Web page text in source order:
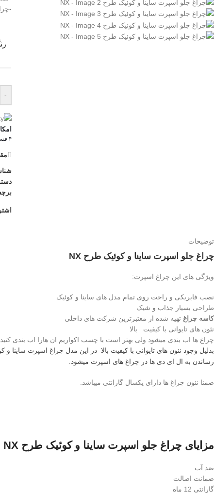
-
-
۴ قسط ماهانه. بدون سود، چک و ضامن.
توضیحات
چراغ جلو اسپرت ساینا و کوئیک طرح NX
ویژگی های این چراغ اسپرت:
نصب فابریکی و راحت روی تمام مدل های ساینا و کوئیک
طراحی بسیار جذاب و شیک
کاسه چراغ تهیه شده از معتبرترین شرکت های داخلی
نئون های تایوانی با کیفیت بالا
چراغ ها اب بندی میشود ولی بهتر است با چسب اکواریم ان هارا اب بندی کنید
بدلیل وجود نئون های تایوانی با کیفیت بالا در این مدل چراغ اسپرت ساینا و
رساندن به ال ای دی ها در چراغ های اسپرت میشود.
ضمنا نئون چراغ ها دارای یکسال گارانتی میباشد.
مزایای چراغ جلو اسپرت ساینا و کوئیک طرح NX موجود در لوکس پلاس کار :
ضد آب
ضمانت اصالت
گارانتی 12 ماه